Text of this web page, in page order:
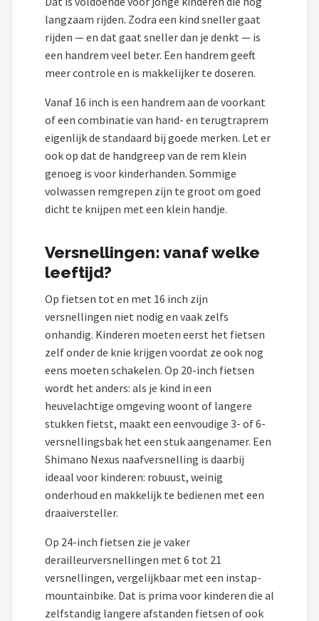
langzaam rijden. Zodra een kind sneller gaat
rijden — en dat gaat sneller dan je denkt — is
een handrem veel beter. Een handrem geeft
meer controle en is makkelijker te doseren.
Vanaf 16 inch is een handrem aan de voorkant
of een combinatie van hand- en terugtraprem
eigenlijk de standaard bij goede merken. Let er
ook op dat de handgreep van de rem klein
genoeg is voor kinderhanden. Sommige
volwassen remgrepen zijn te groot om goed
dicht te knijpen met een klein handje.
Versnellingen: vanaf welke
leeftijd?
Op fietsen tot en met 16 inch zijn
versnellingen niet nodig en vaak zelfs
onhandig. Kinderen moeten eerst het fietsen
zelf onder de knie krijgen voordat ze ook nog
eens moeten schakelen. Op 20-inch fietsen
wordt het anders: als je kind in een
heuvelachtige omgeving woont of langere
stukken fietst, maakt een eenvoudige 3- of 6-
versnellingsbak het een stuk aangenamer. Een
Shimano Nexus naafversnelling is daarbij
ideaal voor kinderen: robuust, weinig
onderhoud en makkelijk te bedienen met een
draaiversteller.
Op 24-inch fietsen zie je vaker
derailleurversnellingen met 6 tot 21
versnellingen, vergelijkbaar met een instap-
mountainbike. Dat is prima voor kinderen die al
zelfstandig langere afstanden fietsen of ook